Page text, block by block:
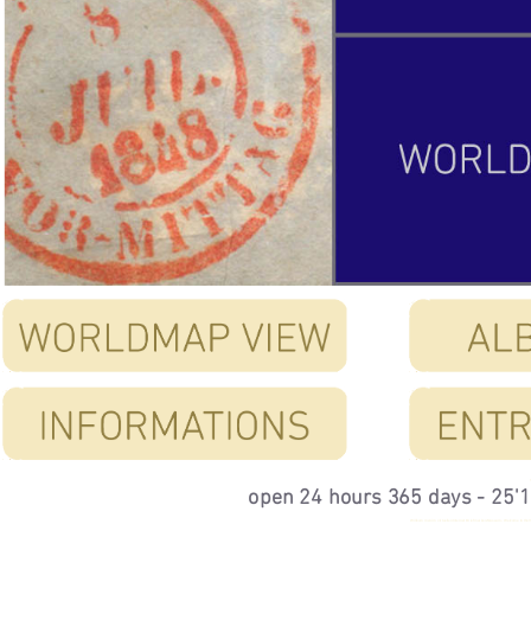
open 24 hours 365 days -
Willkommen im virtuellen Internet Briefmarken-Museum - Welcome to